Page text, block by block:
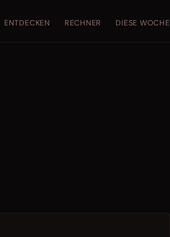
ENTDECKEN RECHNER DIESE WOCHE